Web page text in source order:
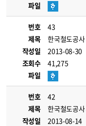
파일
번호
43
제목
한국철도공
작성일
2013-08-30
조회수
41,275
파일
번호
42
제목
한국철도공
작성일
2013-08-14